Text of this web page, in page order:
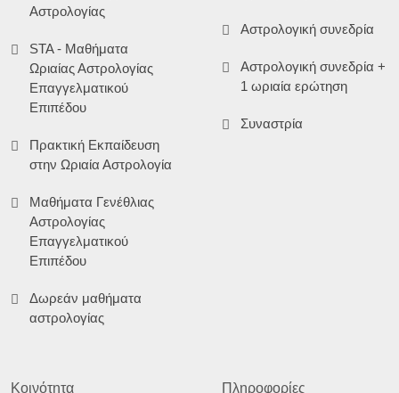
Αστρολογίας
STA - Μαθήματα
Ωριαίας Αστρολογίας
Επαγγελματικού
Επιπέδου
Πρακτική Εκπαίδευση
στην Ωριαία Αστρολογία
Μαθήματα Γενέθλιας
Αστρολογίας
Επαγγελματικού
Επιπέδου
Δωρεάν μαθήματα
αστρολογίας
Αστρολογική συνεδρία
Αστρολογική συνεδρία +
1 ωριαία ερώτηση
Συναστρία
Κοινότητα
Πληροφορίες